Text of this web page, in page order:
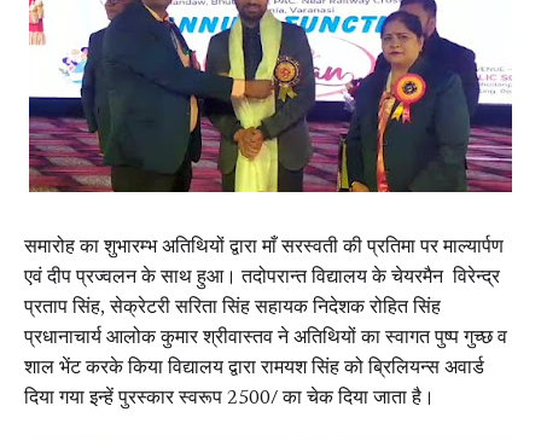
समारोह का शुभारम्भ अतिथियों द्वारा माँ सरस्वती की प्रतिमा पर माल्यार्पण
एवं दीप प्रज्वलन के साथ हुआ। तदोपरान्त विद्यालय के चेयरमैन विरेन्द्र
प्रताप सिंह, सेक्रेटरी सरिता सिंह सहायक निदेशक रोहित सिंह
प्रधानाचार्य आलोक कुमार श्रीवास्तव ने अतिथियों का स्वागत पुष्प गुच्छ व
शाल भेंट करके किया विद्यालय द्वारा रामयश सिंह को ब्रिलियन्स अवार्ड
दिया गया इन्हें पुरस्कार स्वरूप 2500/ का चेक दिया जाता है।